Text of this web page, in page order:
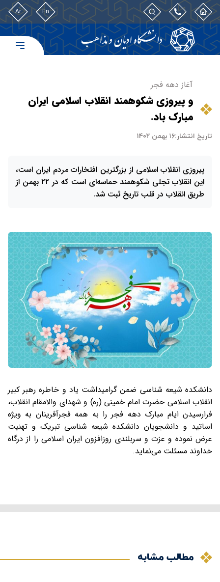
En
Ar
آغاز دهه فجر
و پیروزی شکوهمند انقلاب اسلامی ایران
مبارک باد.
تاریخ انتشار:۱۶ بهمن ۱۴۰۲
پیروزی انقلاب اسلامی از بزرگترین افتخارات مردم ایران است،
این انقلاب تجلی شکوهمند حماسه‌ای است که در ۲۲ بهمن از
طریق انقلاب در قلب تاریخ ثبت شد.
دانشکده شیعه شناسی ضمن گرامیداشت یاد و خاطره رهبر کبیر
انقلاب اسلامی حضرت امام خمینی (ره) و شهدای والامقام انقلاب،
فرارسیدن ایام مبارک دهه فجر را به همه فجرآفرینان به ویژه
اساتید و دانشجویان دانشکده شیعه شناسی تبریک و تهنیت
عرض نموده و عزت و سربلندی روزافزون ایران اسلامی را از درگاه
خداوند مسئلت می‌نماید.
مطالب مشابه